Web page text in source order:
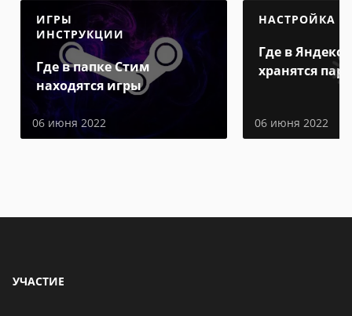
ИГРЫ
ИНСТРУКЦИИ
Где в папке Стим
находятся игры
06 июня 2022
НАСТРОЙКА
Где в Яндекс
хранятся
06 июня 2022
УЧАСТИЕ